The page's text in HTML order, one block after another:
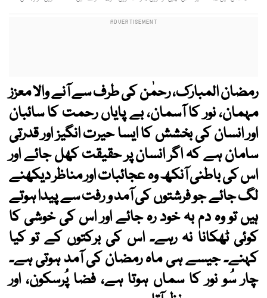
رمضان المبارک، رحمٰن کی طرف سے آنے والا معزز
مہمان، نور کا آسمان، بے پایاں رحمت کا سائبان
اور انسان کی بخشش کا ایسا حیرت انگیز اور قدرتی
سامان ہے کہ اگر انسان پر حقیقت کھل جائے اور
اس کی باطنی آنکھ وہ عجائبات اور مناظر دیکھنے
لگ جائے جو فرشتوں کی آمد و رفت سے پیدا ہوتے
ہیں تو وہ دم بہ خود رہ جائے اور اس کی خوشی کا
کوئی ٹھکانا نہ رہے۔ اس کی برکتوں کے تو کیا
کہنے۔ جیسے ہی ماہ رمضان کی آمد ہوتی ہے۔
چار سُو نور کا سماں ہوتا ہے، فضا پُرسکون، اور